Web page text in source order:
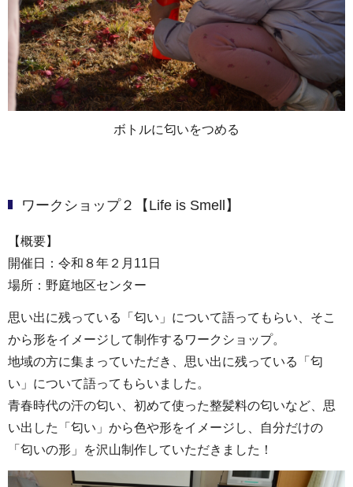
ボトルに匂いをつめる
ワークショップ２【Life is Smell】
【概要】
開催日：令和８年２月11日
場所：野庭地区センター
思い出に残っている「匂い」について語ってもらい、そこ
から形をイメージして制作するワークショップ。
地域の方に集まっていただき、思い出に残っている「匂
い」について語ってもらいました。
青春時代の汗の匂い、初めて使った整髪料の匂いなど、思
い出した「匂い」から色や形をイメージし、自分だけの
「匂いの形」を沢山制作していただきました！